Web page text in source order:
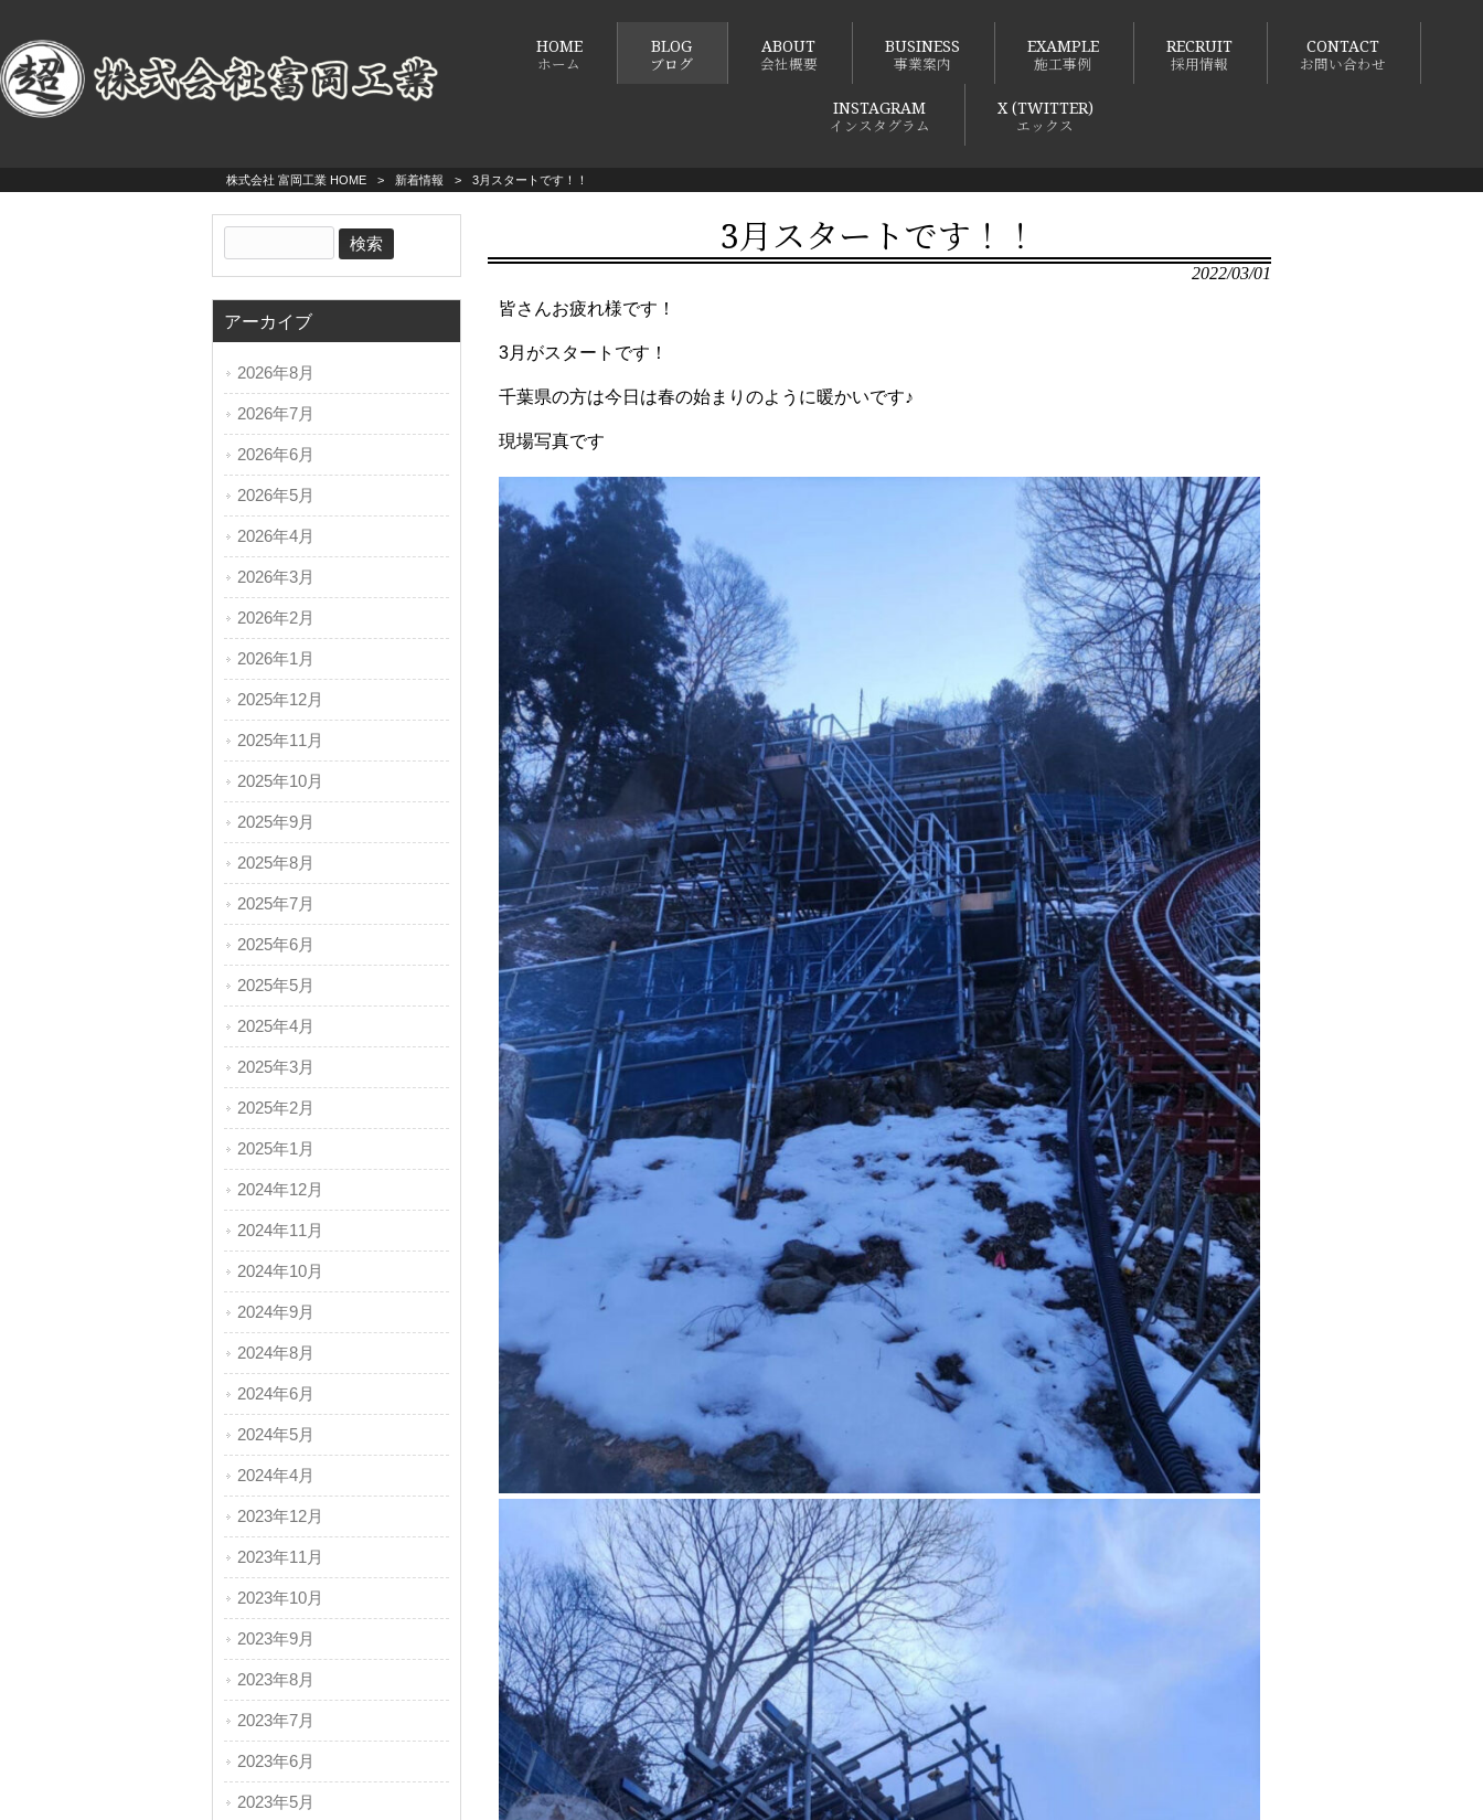
HOME
ホーム
BLOG
ブログ
ABOUT
会社概要
BUSINESS
事業案内
EXAMPLE
施工事例
RECRUIT
採用情報
CONTACT
お問い合わせ
INSTAGRAM
インスタグラム
X (TWITTER)
エックス
株式会社 富岡工業 HOME > 新着情報 > 3月スタートです！！
3月スタートです！！
2022/03/01
皆さんお疲れ様です！
3月がスタートです！
千葉県の方は今日は春の始まりのように暖かいです♪
現場写真です
アーカイブ
2026年8月
2026年7月
2026年6月
2026年5月
2026年4月
2026年3月
2026年2月
2026年1月
2025年12月
2025年11月
2025年10月
2025年9月
2025年8月
2025年7月
2025年6月
2025年5月
2025年4月
2025年3月
2025年2月
2025年1月
2024年12月
2024年11月
2024年10月
2024年9月
2024年8月
2024年6月
2024年5月
2024年4月
2023年12月
2023年11月
2023年10月
2023年9月
2023年8月
2023年7月
2023年6月
2023年5月